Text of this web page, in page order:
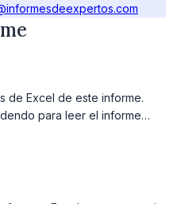
de Excel de este informe.
para leer el informe